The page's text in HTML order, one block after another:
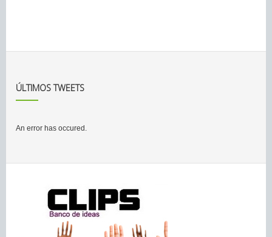
ÚLTIMOS TWEETS
An error has occured.